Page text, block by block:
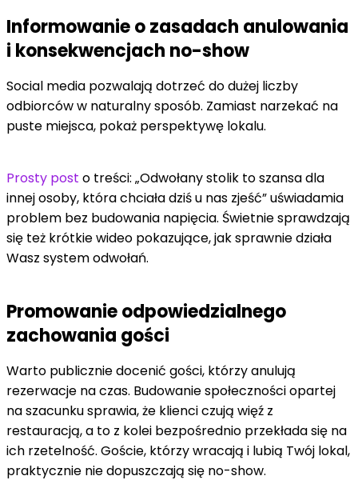
Informowanie o zasadach anulowania
i konsekwencjach no-show
Social media pozwalają dotrzeć do dużej liczby
odbiorców w naturalny sposób. Zamiast narzekać na
puste miejsca, pokaż perspektywę lokalu.
Prosty post o treści: „Odwołany stolik to szansa dla
innej osoby, która chciała dziś u nas zjeść” uświadamia
problem bez budowania napięcia. Świetnie sprawdzają
się też krótkie wideo pokazujące, jak sprawnie działa
Wasz system odwołań.
Promowanie odpowiedzialnego
zachowania gości
Warto publicznie docenić gości, którzy anulują
rezerwacje na czas. Budowanie społeczności opartej
na szacunku sprawia, że klienci czują więź z
restauracją, a to z kolei bezpośrednio przekłada się na
ich rzetelność. Goście, którzy wracają i lubią Twój lokal,
praktycznie nie dopuszczają się no-show.